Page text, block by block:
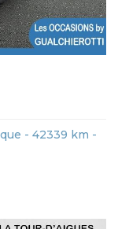
- 42339 km -